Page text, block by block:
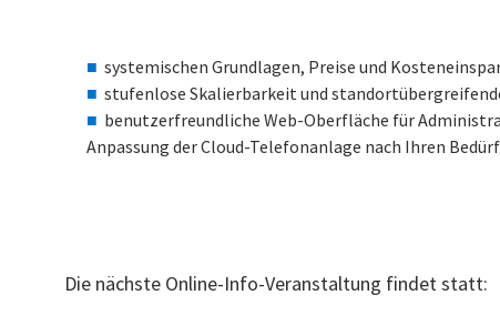
systemischen Grundlagen, Preise und
stufenlose Skalierbarkeit und
benutzerfreundliche Web-Oberfläche für
Anpassung der Cloud-Telefonanlage nach Ihren
Die nächste Online-Info-Veranstaltung findet statt: